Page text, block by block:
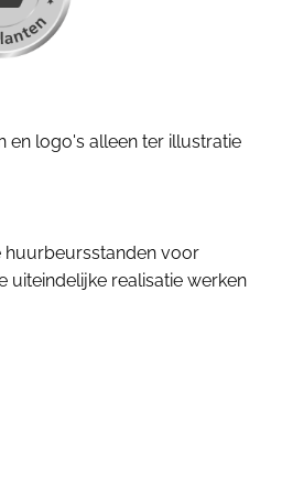
logo's alleen ter illustratie
voor
uiteindelijke realisatie werken